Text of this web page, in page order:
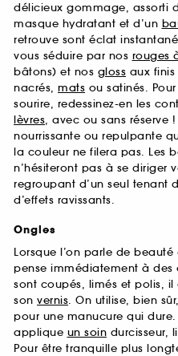
délicieux gommage, assorti
masque hydratant et d’un
retrouve sont éclat
vous séduire par nos rouges
bâtons) et nos gloss aux
nacrés, mats ou satinés.
sourire, redessinez-en les
lèvres, avec ou sans réserve
nourrissante ou repulpante
la couleur ne filera pas. Les
n’hésiteront pas à se diriger
regroupant d’un seul tenant
d’effets ravissants.
Ongles
Lorsque l’on parle de
pense immédiatement à des
sont coupés, limés et polis,
son vernis. On utilise, bien sûr,
pour une manucure qui
applique un soin durcisseur,
Pour être tranquille plus